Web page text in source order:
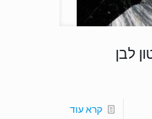
לבן
קרא עוד